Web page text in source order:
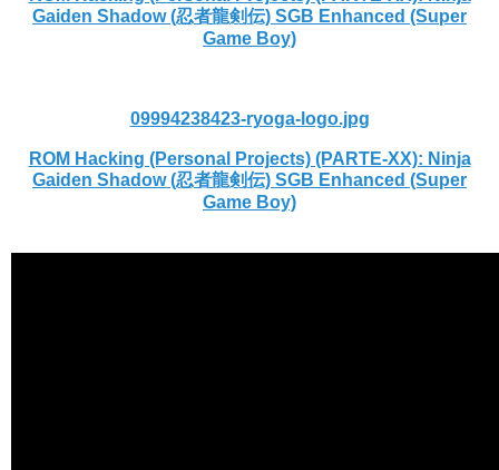
Gaiden Shadow (忍者龍剣伝) SGB Enhanced (Super
Game Boy)
09994238423-ryoga-logo.jpg
ROM Hacking (Personal Projects) (PARTE-XX): Ninja
Gaiden Shadow (忍者龍剣伝) SGB Enhanced (Super
Game Boy)